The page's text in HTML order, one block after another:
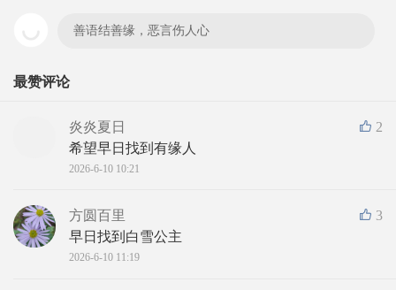
善语结善缘，恶言伤人心
最赞评论
2
炎炎夏日
希望早日找到有缘人
2026-6-10 10:21
3
方圆百里
早日找到白雪公主
2026-6-10 11:19